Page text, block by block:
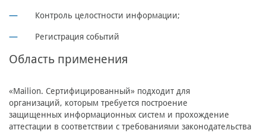
Контроль целостности информации;
Регистрация событий
Область применения
«Mailion. Сертифицированный» подходит для
организаций, которым требуется построение
защищенных информационных систем и прохождение
аттестации в соответствии с требованиями законодательства